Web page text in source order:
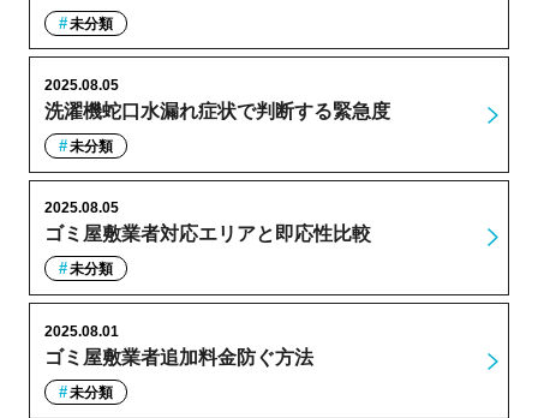
未分類
洗濯機蛇口水漏れ症状で判断する緊急度
2025.08.05
未分類
ゴミ屋敷業者対応エリアと即応性比較
2025.08.05
未分類
ゴミ屋敷業者追加料金防ぐ方法
2025.08.01
未分類